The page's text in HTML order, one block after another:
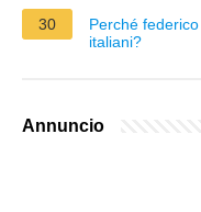
30
Perché
italiani?
Annuncio